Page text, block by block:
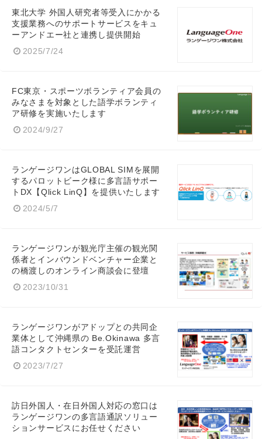
東北大学 外国人研究者等受入にかかる
支援業務へのサポートサービスをキュ
ーアンドエー社と連携し提供開始
2025/7/24
FC東京・スポーツボランティア会員の
みなさまを対象とした語学ボランティ
ア研修を実施いたします
2024/9/27
ランゲージワンはGLOBAL SIMを展開
するパロットビーク様に多⾔語サポー
トDX【Qlick LinQ】を提供いたします
2024/5/7
ランゲージワンが観光庁主催の観光関
係者とインバウンドベンチャー企業と
の橋渡しのオンライン商談会に登壇
2023/10/31
ランゲージワンがアドップとの共同企
業体として沖縄県の Be.Okinawa 多言
語コンタクトセンターを受託運営
2023/7/27
訪日外国人・在日外国人対応の窓口は
ランゲージワンの多言語通訳ソリュー
ションサービスにお任せください
English